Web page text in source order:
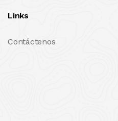
Links
Contáctenos